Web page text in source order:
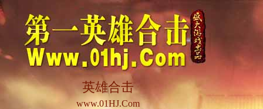
英雄合击
www.01HJ.Com